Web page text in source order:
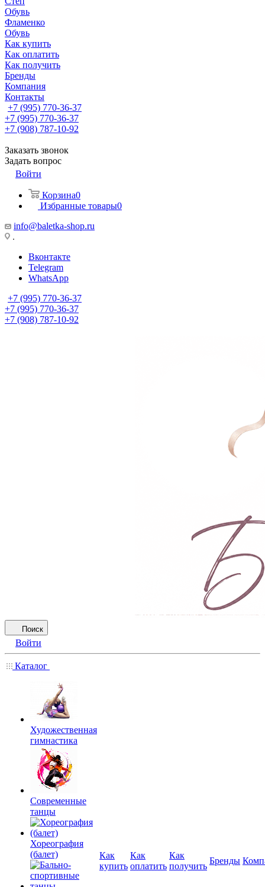
Обувь
Фламенко
Обувь
Как купить
Как оплатить
Как получить
Бренды
Компания
Контакты
+7 (995) 770-36-37
+7 (995) 770-36-37
+7 (908) 787-10-92
Заказать звонок
Задать вопрос
Войти
Корзина0
Избранные товары0
info@baletka-shop.ru
.
Вконтакте
Telegram
WhatsApp
+7 (995) 770-36-37
+7 (995) 770-36-37
+7 (908) 787-10-92
Поиск
Войти
Каталог
Художественная
гимнастика
Современные
танцы
Хореография
(балет)
Как
купить
Как
оплатить
Как
получить
Бренды